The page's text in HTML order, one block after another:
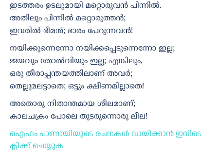
ഇടത്തരം ഉടലുമായി മറ്റൊരുവൻ പിന്നിൽ.
അതിലും പിന്നിൽ മറ്റൊരുത്തൻ;
ഇവരിൽ ഭീമൻ; ഭാരം പേറുന്നവൻ!
നയിക്കുന്നെന്നോ നയിക്കപ്പെടുന്നെന്നോ ഇല്ല;
ജയവും തോൽവിയും ഇല്ല; എങ്കിലും,
ഒരു തീരാപ്പന്തയത്തിലാണ് അവർ;
തെല്ലുമലട്ടാതെ; ഒട്ടും ക്ഷീണമില്ലാതെ!
അതൊരു നിതാന്തമായ ശീലമാണ്;
കാലചക്രം പോലെ തുടരുന്നൊരു ലീല!
ഐഹം പാണായിയുടെ രചനകൾ വായിക്കാൻ ഇവിടെ
ക്ലിക്ക് ചെയ്യുക